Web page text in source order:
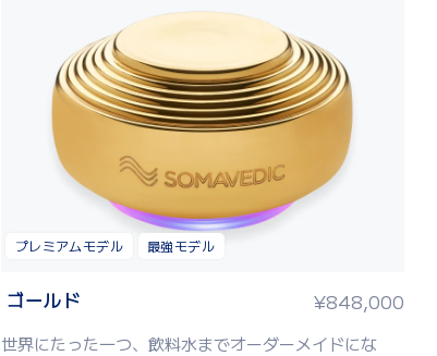
プレミアムモデル 最強モデル
ゴールド ¥848,000
世界にたった一つ、飲料水までオーダーメイドにな